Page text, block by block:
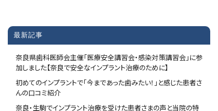
最新記事
奈良県歯科医師会主催「医療安全講習会・感染対策講習会」に参
加しました【奈良で安全なインプラント治療のために】
初めてのインプラントで「今まであった歯みたい！」と感じた患者さ
んの口コミ紹介
奈良・生駒でインプラント治療を受けた患者さまの声と当院の特